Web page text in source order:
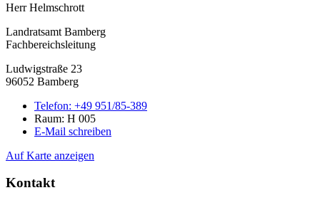
Herr Helmschrott
Landratsamt Bamberg
Fachbereichsleitung
Ludwigstraße 23
96052 Bamberg
Telefon: +49 951/85-389
Raum: H 005
E-Mail schreiben
Auf Karte anzeigen
Kontakt